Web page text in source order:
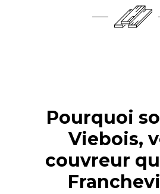
Pourquoi
Viebois,
couvreur